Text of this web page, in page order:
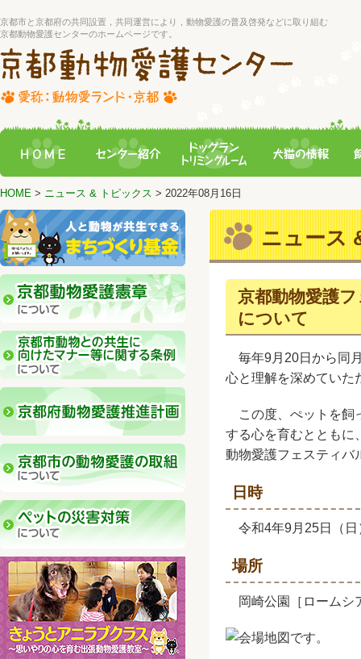
京都市と京都府の共同設置，共同運営により，動物愛護の普及啓発などに取り組む
京都動物愛護センターのホームページです。
HOME > ニュース & トピックス > 2022年08月16日
ニュース
京都動物愛護
について
毎年9月20日から同
心と理解を深めていた
この度、ぺットを飼
する心を育むとともに
動物愛護フェスティバ
日時
令和4年9月25日（
場所
岡崎公園［ロームシ